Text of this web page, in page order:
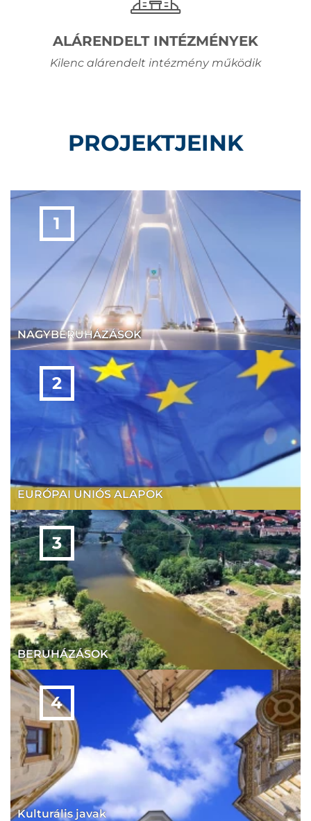
ALÁRENDELT INTÉZMÉNYEK
Kilenc alárendelt intézmény működik
PROJEKTJEINK
NAGYBERUHÁZÁSOK
EURÓPAI UNIÓS ALAPOK
BERUHÁZÁSOK
Kulturális javak